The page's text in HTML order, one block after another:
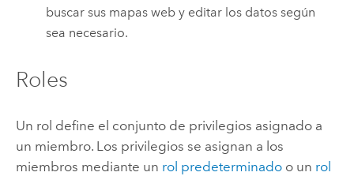
buscar sus mapas web y editar los datos según
sea necesario.
Roles
Un rol define el conjunto de privilegios asignado a
un miembro. Los privilegios se asignan a los
miembros mediante un rol predeterminadoo un rol